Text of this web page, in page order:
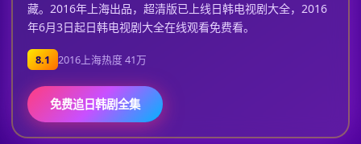
藏。2016年上海出品，超清版已上线日韩电视剧大全，2016
年6月3日起日韩电视剧大全在线观看免费看。
8.1 2016 上海热度 41万
免费追日韩剧全集